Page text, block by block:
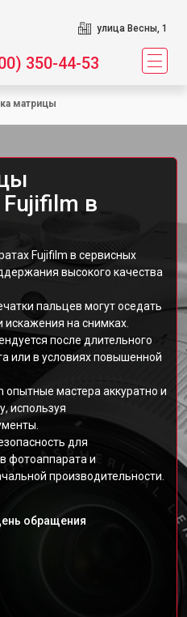
улица Весны, 1
350-44-53
матрицы
в
Fujifilm в сервисных
высокого качества
пальцев могут оседать
на снимках.
после длительного
или в условиях повышенной
мастера аккуратно и
используя
для
фотоаппарата и
производительности.
обращения